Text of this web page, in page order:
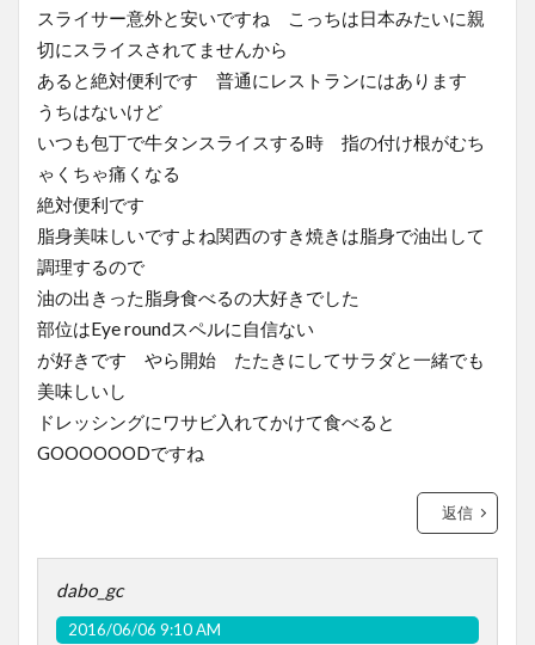
スライサー意外と安いですね こっちは日本みたいに親
切にスライスされてませんから
あると絶対便利です 普通にレストランにはあります
うちはないけど
いつも包丁で牛タンスライスする時 指の付け根がむち
ゃくちゃ痛くなる
絶対便利です
脂身美味しいですよね関西のすき焼きは脂身で油出して
調理するので
油の出きった脂身食べるの大好きでした
部位はEye roundスペルに自信ない
が好きです やら開始 たたきにしてサラダと一緒でも
美味しいし
ドレッシングにワサビ入れてかけて食べると
GOOOOOODですね
返信
dabo_gc
2016/06/06 9:10 AM